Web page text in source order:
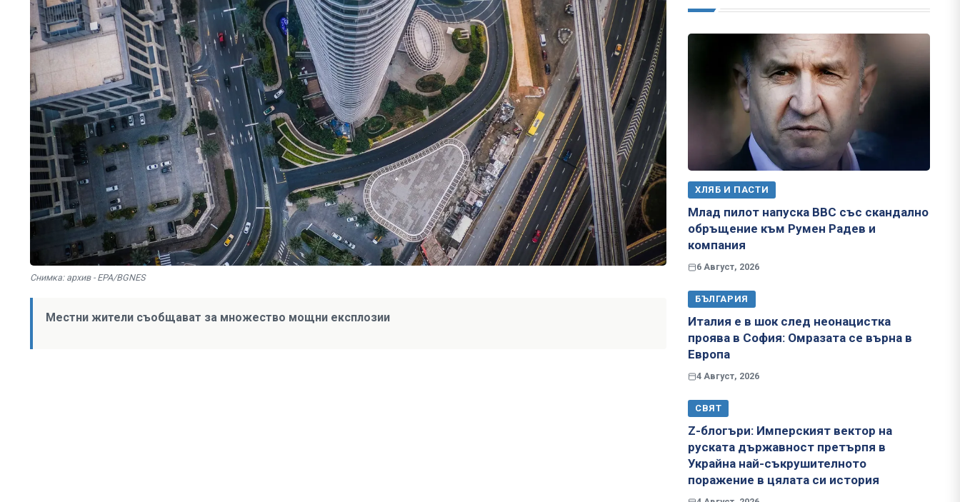
Снимка: архив - EPA/BGNES
Местни жители съобщават за множество мощни експлозии
ХЛЯБ И ПАСТИ
Млад пилот напуска ВВС със скандално
обръщение към Румен Радев и
компания
6 Август, 2026
БЪЛГАРИЯ
Италия е в шок след неонацистка
проява в София: Омразата се върна в
Европа
4 Август, 2026
СВЯТ
Z-блогъри: Имперският вектор на
руската държавност претърпя в
Украйна най-съкрушителното
поражение в цялата си история